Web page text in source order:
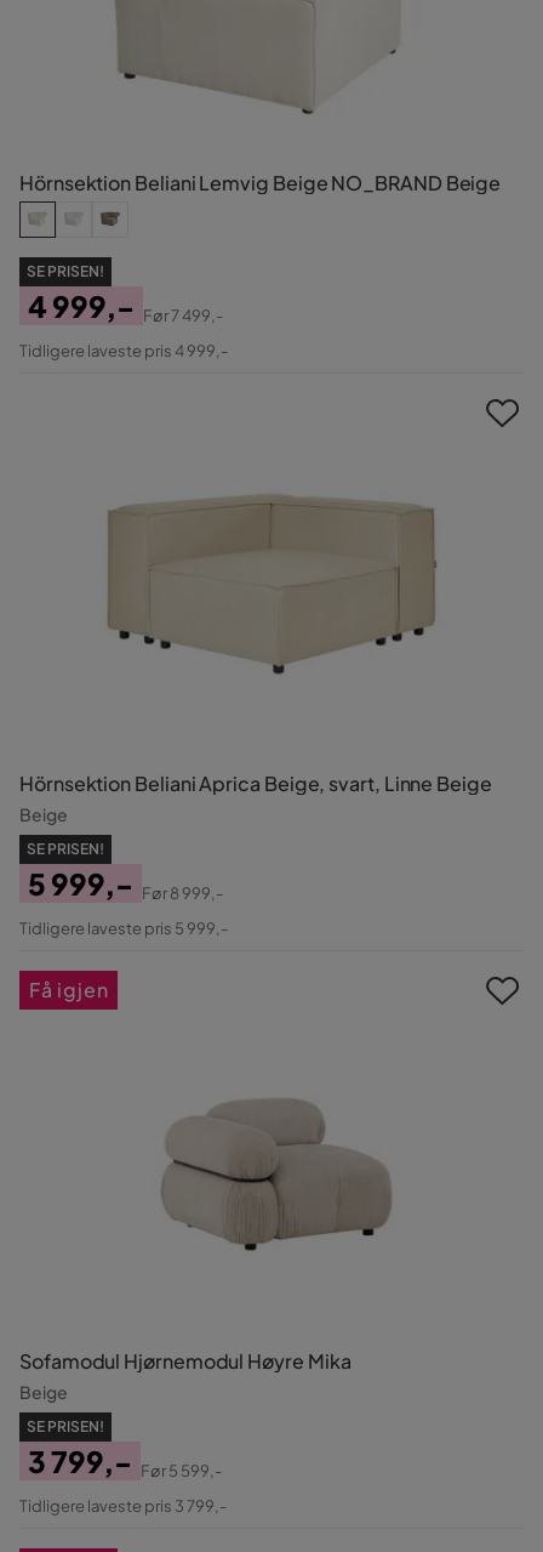
Hörnsektion Beliani Lemvig Beige NO_BRAND Beige
SE PRISEN!
Pris
4 999,-
Original
Før7 499,-
Tidligere laveste pris 4 999,-
Hörnsektion Beliani Aprica Beige, svart, Linne Beige
Beige
SE PRISEN!
Pris
5 999,-
Original
Før8 999,-
Tidligere laveste pris 5 999,-
Sofamodul Hjørnemodul Høyre Mika
Beige
SE PRISEN!
Pris
3 799,-
Original
Før5 599,-
Tidligere laveste pris 3 799,-
Få igjen